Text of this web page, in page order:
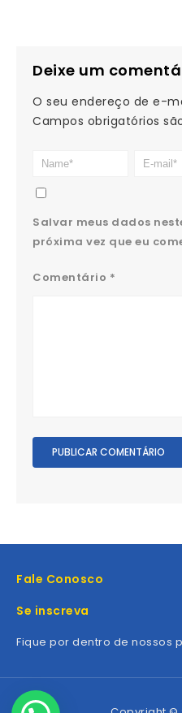
Deixe um
O seu endereço de e-
Campos obrigatórios
Salvar meus dados
próxima vez que eu
Comentário *
Fale Conosco
Se inscreva
Fique por dentro de nossos